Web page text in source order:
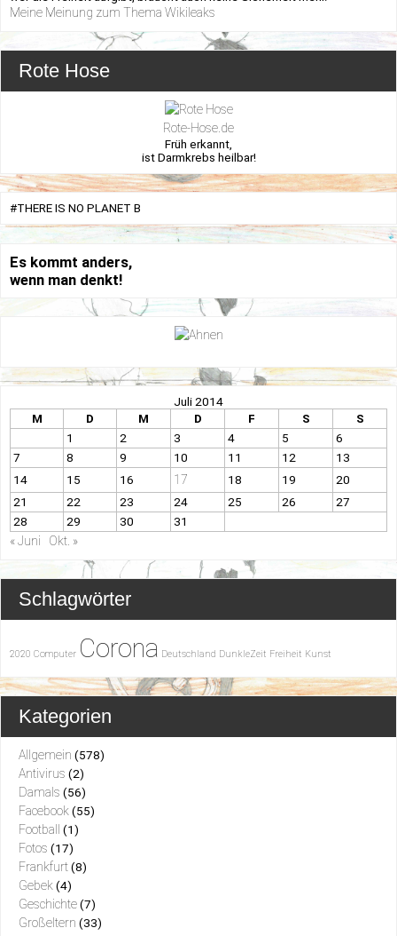
Meine Meinung zum Thema Wikileaks
Rote Hose
Rote-Hose.de
Früh erkannt,
ist Darmkrebs heilbar!
#THERE IS NO PLANET B
Es kommt anders,
wenn man denkt!
Juli 2014
M
D M D F S
S
1
2 3 4 5
6
7
8 9 10 11 12
13
14
15 16 17 18 19
20
21
22 23 24 25 26
27
28
29 30 31
« Juni Okt. »
Schlagwörter
2020 Computer Corona Deutschland DunkleZeit Freiheit Kunst
Kategorien
Allgemein (578)
Antivirus (2)
Damals (56)
Facebook (55)
Football (1)
Fotos (17)
Frankfurt (8)
Gebek (4)
Geschichte (7)
Großeltern (33)